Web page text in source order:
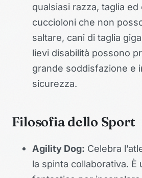
qualsiasi razza, taglia ed
cuccioloni che non
saltare, cani di taglia
lievi disabilità possono
grande soddisfazione e
sicurezza.
Filosofia dello Sport
Agility Dog: Celebra
la spinta collaborativa. È